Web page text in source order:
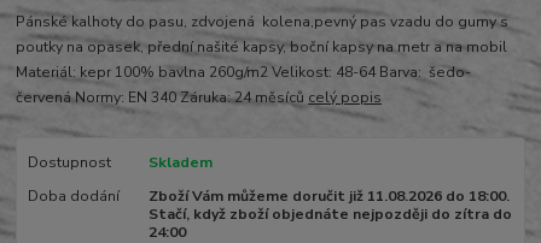
Pánské kalhoty do pasu, zdvojená kolena,pevný pas vzadu do gumy s
poutky na opasek, přední našité kapsy, boční kapsy na metr a na mobil
Materiál: kepr 100% bavlna 260g/m2 Velikost: 48-64 Barva: šedo-
červená Normy: EN 340 Záruka: 24 měsíců celý popis
Dostupnost
Skladem
Doba dodání
Zboží Vám můžeme doručit již 11.08.2026 do 18:00.
Stačí, když zboží objednáte nejpozději do zítra do
24:00